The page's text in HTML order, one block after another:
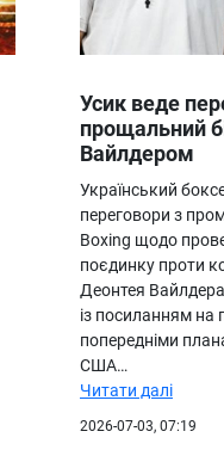
Усик веде
прощальний
Вайлдером
Український
переговори з
Boxing щодо
поєдинку проти
Деонтея
із посиланням на
попередніми
США…
Читати далі
2026-07-03, 07:19